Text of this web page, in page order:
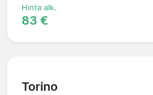
Hinta alk.
83 €
Torino